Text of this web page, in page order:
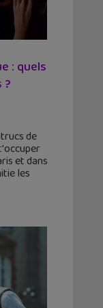
: quels
?
de
et dans
les